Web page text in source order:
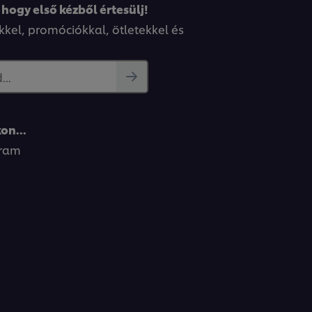
pürét és a kumkvat lekvárt főzés előtt, ezután
első kézből értesülj!
promóciókkal, ötletekkel és